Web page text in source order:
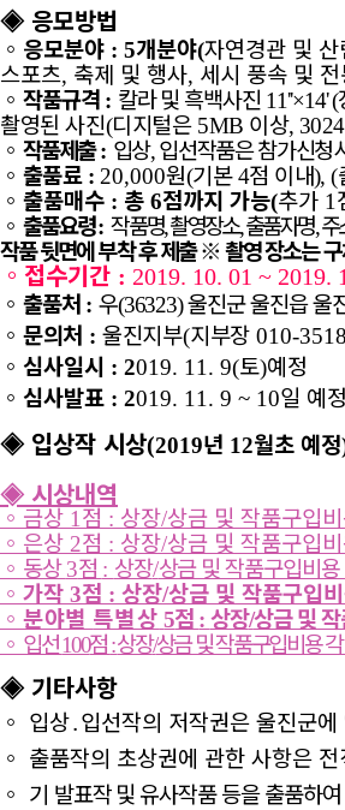
◈ 응모방법
◦ 응모분야 : 5개분야(자연경관 및 산
스포츠, 축제 및 행사, 세시 풍속 및
◦ 작품규격 : 칼라 및 흑백사진 11''×14' (
촬영된 사진(디지털은 5MB 이상,
◦ 작품제출: 입상,입선작품은 참가신청
◦ 출품료 : 20,000원(기본4점 이내), (
◦ 출품매수 : 총 6점까지 가능(추가1
◦ 출품요령:작품명,촬영장소,출품자명,주
작품뒷면에 부착 후 제출※촬영 장소는
◦ 접수기간 : 2019. 10. 01 ~ 2019.
◦ 출품처 : 우(36323)울진군 울진읍 울
◦ 문의처 : 울진지부(지부장 010-
◦ 심사일시 : 2019. 11. 9(토)예정
◦ 심사발표 : 2019. 11. 9 ~ 10일 예정
◈ 입상작 시상(2019년 12월초 예정
◈ 시상내역
◦금상1점: 상장/상금 및 작품구입
◦ 은상 2점 : 상장/상금 및 작품구입
◦ 동상3점 : 상장/상금 및 작품구입비
◦ 가작 3점 : 상장/상금 및 작품구입
◦ 분야별 특별상 5점 : 상장/상금 및
◦ 입선100점:상장/상금 및 작품구입비용 각
◈ 기타사항
◦ 입상․입선작의 저작권은 울진군
◦ 출품작의 초상권에 관한 사항은
◦ 기 발표작 및 유사작품 등을 출품하